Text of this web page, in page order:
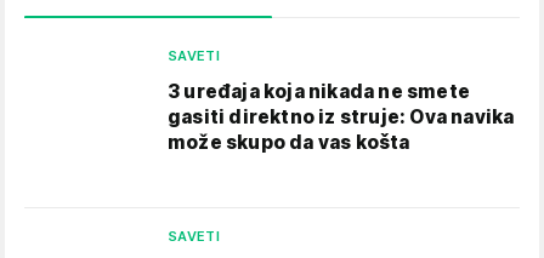
SAVETI
3 uređaja koja nikada ne smete
gasiti direktno iz struje: Ova navika
može skupo da vas košta
SAVETI